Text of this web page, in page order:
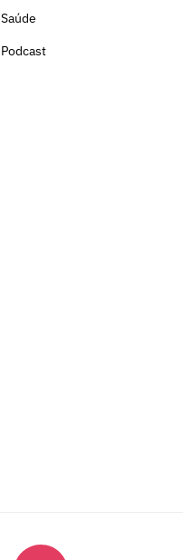
Saúde
Podcast